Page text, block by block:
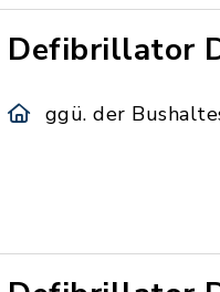
Defibrillator
ggü. der